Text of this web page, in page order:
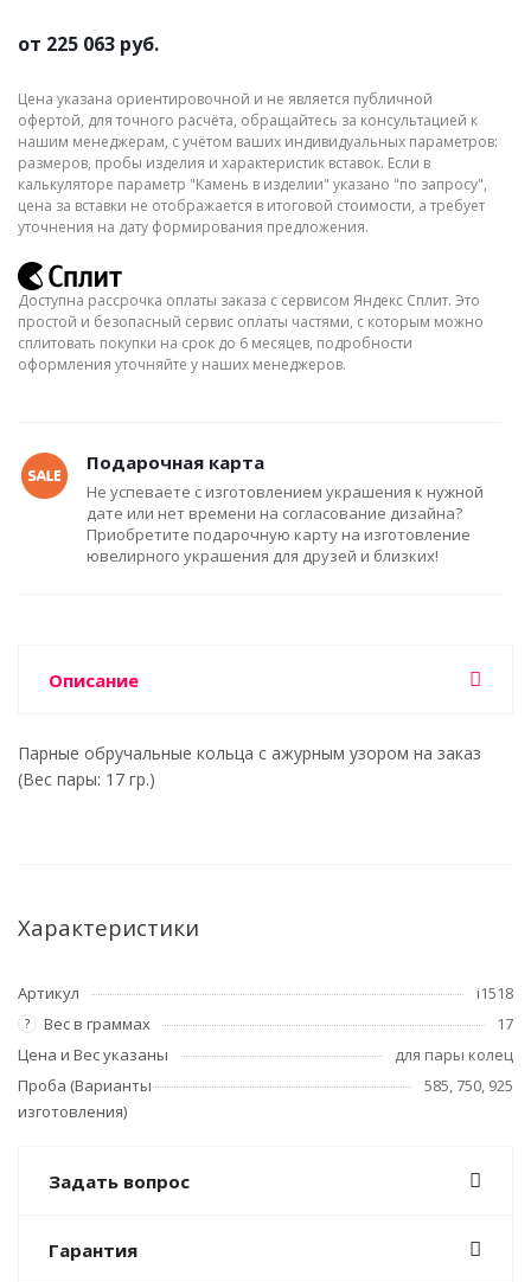
от 225 063 руб.
Цена указана ориентировочной и не является публичной
офертой, для точного расчёта, обращайтесь за консультацией к
нашим менеджерам, с учётом ваших индивидуальных параметров:
размеров, пробы изделия и характеристик вставок. Если в
калькуляторе параметр "Камень в изделии" указано "по запросу",
цена за вставки не отображается в итоговой стоимости, а требует
уточнения на дату формирования предложения.
Доступна рассрочка оплаты заказа с сервисом Яндекс Сплит. Это
простой и безопасный сервис оплаты частями, с которым можно
сплитовать покупки на срок до 6 месяцев, подробности
оформления уточняйте у наших менеджеров.
Подарочная карта
Не успеваете с изготовлением украшения к нужной
дате или нет времени на согласование дизайна?
Приобретите подарочную карту на изготовление
ювелирного украшения для друзей и близких!
Описание
Парные обручальные кольца с ажурным узором на заказ
(Вес пары: 17 гр.)
Характеристики
Артикул i1518
? Вес в граммах
17
Цена и Вес указаны
для пары колец
Проба (Варианты
изготовления)
585, 750, 925
Задать вопрос
Гарантия